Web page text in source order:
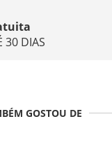
30 DIAS
GOSTOU DE